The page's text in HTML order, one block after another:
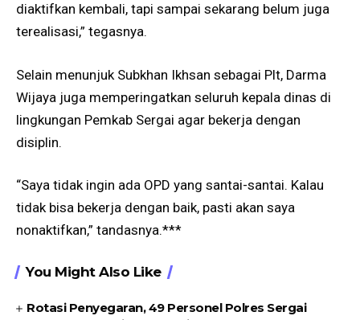
diaktifkan kembali, tapi sampai sekarang belum juga
terealisasi,” tegasnya.
Selain menunjuk Subkhan Ikhsan sebagai Plt, Darma
Wijaya juga memperingatkan seluruh kepala dinas di
lingkungan Pemkab Sergai agar bekerja dengan
disiplin.
“Saya tidak ingin ada OPD yang santai-santai. Kalau
tidak bisa bekerja dengan baik, pasti akan saya
nonaktifkan,” tandasnya.***
You Might Also Like
Rotasi Penyegaran, 49 Personel Polres Sergai